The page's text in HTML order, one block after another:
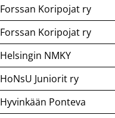
Forssan Koripojat ry
Forssan Koripojat ry
Helsingin NMKY
HoNsU Juniorit ry
Hyvinkään Ponteva